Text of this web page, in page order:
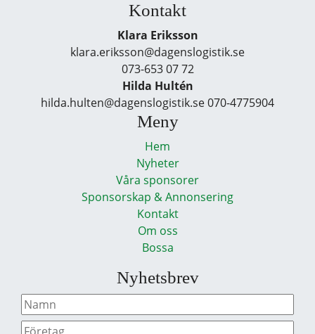
Kontakt
Klara Eriksson
klara.eriksson@dagenslogistik.se
073-653 07 72
Hilda Hultén
hilda.hulten@dagenslogistik.se 070-4775904
Meny
Hem
Nyheter
Våra sponsorer
Sponsorskap & Annonsering
Kontakt
Om oss
Bossa
Nyhetsbrev